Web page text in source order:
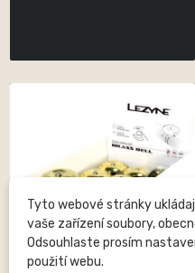
Tyto webové stránky
vaše zařízení soubory,
Odsouhlaste prosím
použití webu.